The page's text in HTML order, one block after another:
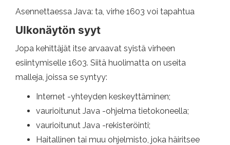
Asennettaessa Java: ta, virhe 1603 voi tapahtua
Ulkonäytön syyt
Jopa kehittäjät itse arvaavat syistä virheen
esiintymiselle 1603. Siitä huolimatta on useita
malleja, joissa se syntyy:
Internet -yhteyden keskeyttäminen;
vaurioitunut Java -ohjelma tietokoneella;
vaurioitunut Java -rekisteröinti;
Haitallinen tai muu ohjelmisto, joka häiritsee